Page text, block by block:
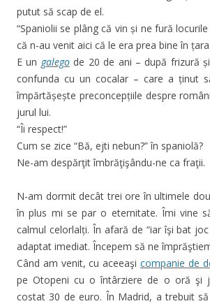
putut să scap de el.
“Spaniolii se plâng că vin și ne fură
că n-au venit aici că le era prea bine în
E un galegode 20 de ani – după frizură
confunda cu un cocalar – care a ținut
împărtășește preconcepțiile despre
jurul lui.
“Îi respect!”
Cum se zice “Bă, ejti nebun?” în spaniolă?
Ne-am despărţit îmbrăţişându-ne ca fraţii.
N-am dormit decât trei ore în ultimele
în plus mi se par o eternitate. Îmi vine
calmul celorlalți. În afară de “iar îşi bat
adaptat imediat. Începem să ne
Când am venit, cu aceeaşicompanie de
pe Otopeni cu o întârziere de o oră şi
costat 30 de euro. În Madrid, a trebuit